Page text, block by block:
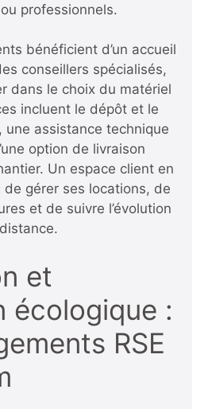
professionnels.
bénéficient d’un accueil
conseillers spécialisés,
dans le choix du matériel
incluent le dépôt et le
assistance technique
option de livraison
Un espace client en
de gérer ses locations, de
et de suivre l’évolution
et
écologique :
RSE